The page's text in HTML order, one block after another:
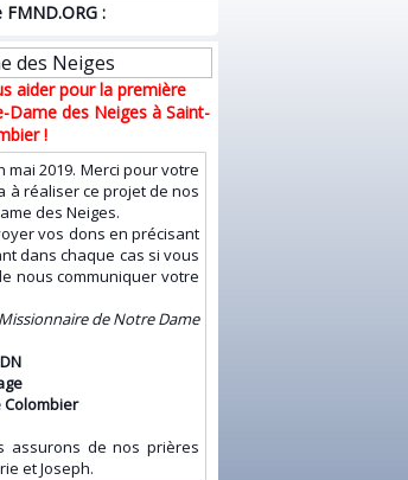
:
aider pour la première
des Neiges à Saint-
!
2019. Merci pour votre
à réaliser ce projet de nos
des Neiges.
vos dons en précisant
dans chaque cas si vous
nous communiquer votre
de Notre Dame
Colombier
de nos prières
et Joseph.